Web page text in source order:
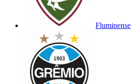
Fluminense